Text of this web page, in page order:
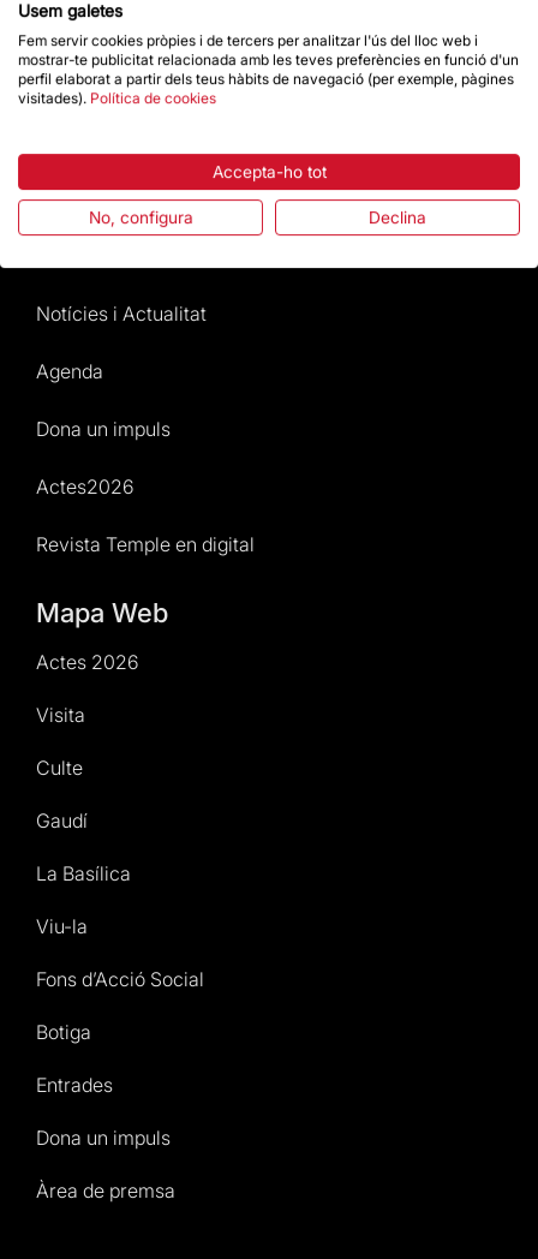
Destacats
La Fundació
Atenció al Visitant
Notícies i Actualitat
Agenda
Dona un impuls
Actes2026
Revista Temple en digital
Mapa Web
Actes 2026
Visita
Culte
Gaudí
La Basílica
Viu-la
Fons d’Acció Social
Botiga
Entrades
Dona un impuls
Àrea de premsa
Usem galetes
Fem servir cookies pròpies i de tercers per analitzar l'ús del lloc web i
mostrar-te publicitat relacionada amb les teves preferències en funció d'un
perfil elaborat a partir dels teus hàbits de navegació (per exemple, pàgines
visitades). Política de cookies
Accepta-ho tot
No, configura Declina